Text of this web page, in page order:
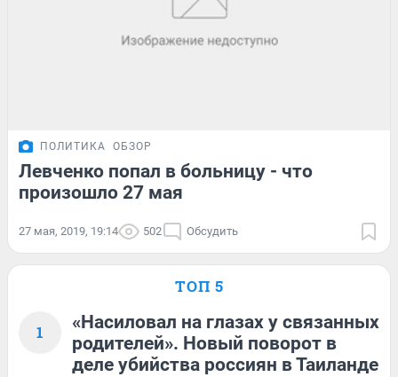
ПОЛИТИКА ОБЗОР
Левченко попал в больницу - что
произошло 27 мая
27 мая, 2019, 19:14 502 Обсудить
ТОП 5
1
«Насиловал на глазах у связанных
родителей». Новый поворот в
деле убийства россиян в Таиланде